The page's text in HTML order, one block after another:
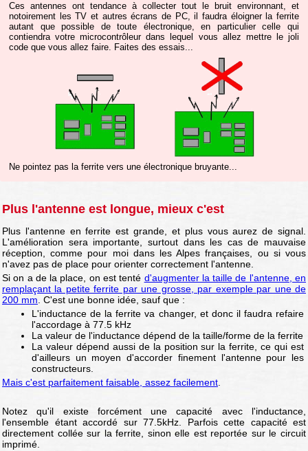
Ces antennes ont tendance à collecter tout le bruit environnant, et
notoirement les TV et autres écrans de PC, il faudra éloigner la ferrite
autant que possible de toute électronique, en particulier celle qui
contiendra votre microcontrôleur dans lequel vous allez mettre le joli
code que vous allez faire. Faites des essais...
Ne pointez pas la ferrite vers une électronique bruyante...
Plus l'antenne est longue, mieux c'est
Plus l'antenne en ferrite est grande, et plus vous aurez de signal.
L'amélioration sera importante, surtout dans les cas de mauvaise
réception, comme pour moi dans les Alpes françaises, ou si vous
n'avez pas de place pour orienter correctement l'antenne.
Si on a de la place, on est tenté d'augmenter la taille de l'antenne, en
remplaçant la petite ferrite par une grosse, par exemple par une de
200 mm . C'est une bonne idée, sauf que :
L'inductance de la ferrite va changer, et donc il faudra refaire
l'accordage à 77.5 kHz
La valeur de l'inductance dépend de la taille/forme de la ferrite
La valeur dépend aussi de la position sur la ferrite, ce qui est
d'ailleurs un moyen d'accorder finement l'antenne pour les
constructeurs.
Mais c'est parfaitement faisable, assez facilement
Notez qu'il existe forcément une capacité avec l'inductance,
l'ensemble étant accordé sur 77.5kHz. Parfois cette capacité est
directement collée sur la ferrite, sinon elle est reportée sur le circuit
imprimé.